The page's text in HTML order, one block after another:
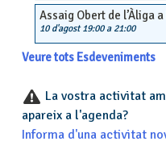
Assaig Obert de l’Àliga
10 d'agost 19:00a 21:00
Veure tots Esdeveniments
La vostra activitat
apareix a l'agenda?
Informa d'una activitat